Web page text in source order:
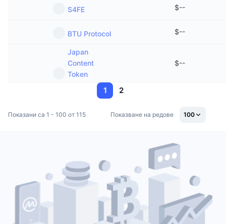
S4FE $--
BTU Protocol $--
Japan
Content
Token
$--
1 2
Показани са 1 - 100 от 115 Показване на редове 100